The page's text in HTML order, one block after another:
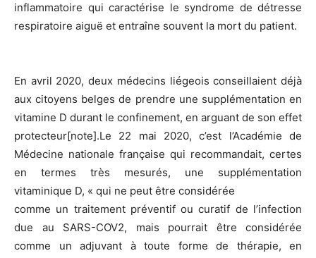
inflammatoire qui caractérise le syndrome de détresse
respiratoire aiguë et entraîne souvent la mort du patient.
En avril 2020, deux médecins liégeois conseillaient déjà
aux citoyens belges de prendre une supplémentation en
vitamine D durant le confinement, en arguant de son effet
protecteur[note].Le 22 mai 2020, c’est l’Académie de
Médecine nationale française qui recommandait, certes
en termes très mesurés, une supplémentation
vitaminique D, « qui ne peut être considérée
comme un traitement préventif ou curatif de l’infection
due au SARS-COV2, mais pourrait être considérée
comme un adjuvant à toute forme de thérapie, en